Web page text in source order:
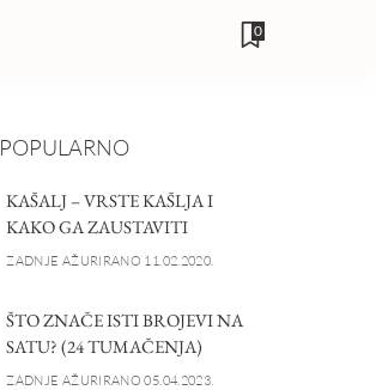
0
POPULARNO
KAŠALJ – VRSTE KAŠLJA I
KAKO GA ZAUSTAVITI
ZADNJE AŽURIRANO 11.02.2020.
ŠTO ZNAČE ISTI BROJEVI NA
SATU? (24 TUMAČENJA)
ZADNJE AŽURIRANO 05.04.2023.